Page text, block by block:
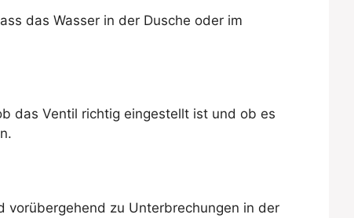
das Wasser in der Dusche oder im
das Ventil richtig eingestellt ist und ob es
vorübergehend zu Unterbrechungen in der